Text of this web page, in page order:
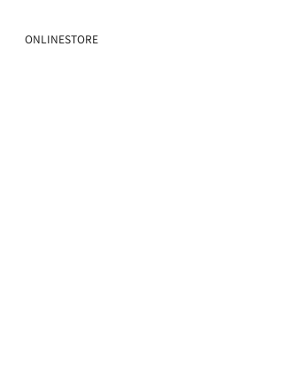
ONLINESTORE